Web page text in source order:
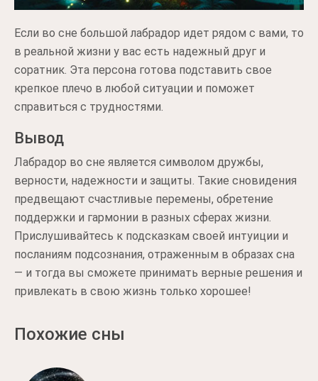
Если во сне большой лабрадор идет рядом с вами, то
в реальной жизни у вас есть надежный друг и
соратник. Эта персона готова подставить свое
крепкое плечо в любой ситуации и поможет
справиться с трудностями.
Вывод
Лабрадор во сне является символом дружбы,
верности, надежности и защиты. Такие сновидения
предвещают счастливые перемены, обретение
поддержки и гармонии в разных сферах жизни.
Прислушивайтесь к подсказкам своей интуиции и
посланиям подсознания, отраженным в образах сна
— и тогда вы сможете принимать верные решения и
привлекать в свою жизнь только хорошее!
Похожие сны